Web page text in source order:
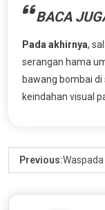
BACA
Pada akhirnya,
serangan hama
bawang bombai
keindahan visual
Previous: